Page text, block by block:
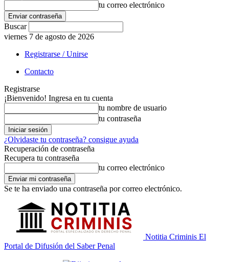
tu correo electrónico
Buscar
viernes 7 de agosto de 2026
Registrarse / Unirse
Contacto
Registrarse
¡Bienvenido! Ingresa en tu cuenta
tu nombre de usuario
tu contraseña
¿Olvidaste tu contraseña? consigue ayuda
Recuperación de contraseña
Recupera tu contraseña
tu correo electrónico
Se te ha enviado una contraseña por correo electrónico.
Notitia Criminis El
Portal de Difusión del Saber Penal